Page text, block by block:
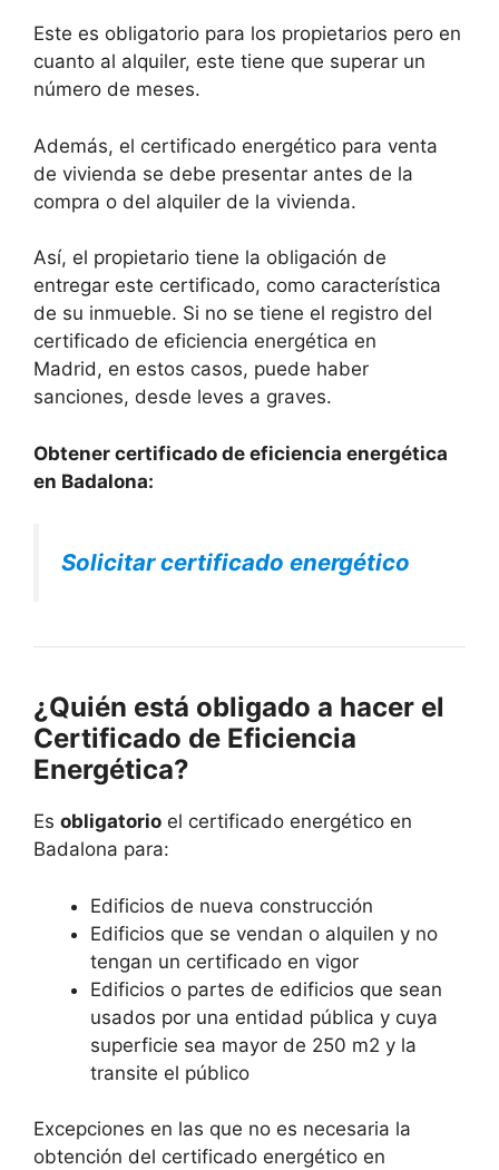
Este es obligatorio para los propietarios pero en
cuanto al alquiler, este tiene que superar un
número de meses.
Además, el certificado energético para venta
de vivienda se debe presentar antes de la
compra o del alquiler de la vivienda.
Así, el propietario tiene la obligación de
entregar este certificado, como característica
de su inmueble. Si no se tiene el registro del
certificado de eficiencia energética en
Madrid, en estos casos, puede haber
sanciones, desde leves a graves.
Obtener certificado de eficiencia energética
en Badalona:
Solicitar certificado energético
¿Quién está obligado a hacer el
Certificado de Eficiencia
Energética?
Es obligatorio el certificado energético en
Badalona para:
Edificios de nueva construcción
Edificios que se vendan o alquilen y no
tengan un certificado en vigor
Edificios o partes de edificios que sean
usados por una entidad pública y cuya
superficie sea mayor de 250 m2 y la
transite el público
Excepciones en las que no es necesaria la
obtención del certificado energético en